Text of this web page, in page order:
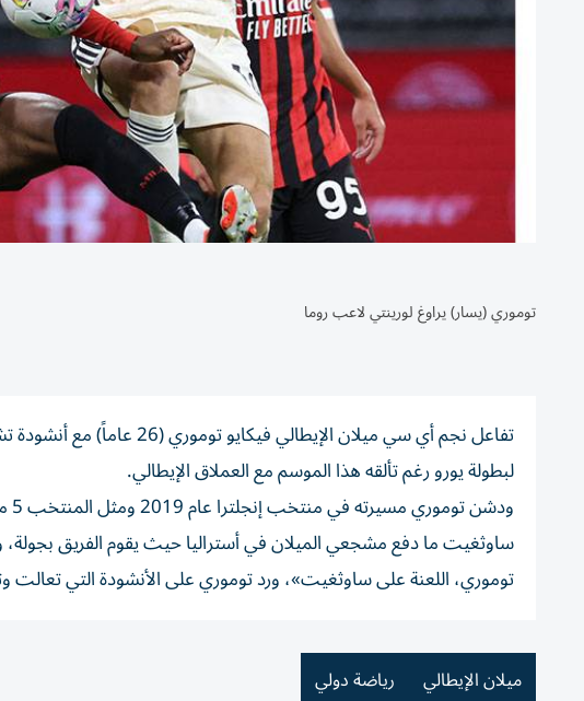
توموري (يسار) يراوغ لورينتي لاعب روما
تفاعل نجم أي سي ميلان
لبطولة يورو رغم تألقه هذا الموسم مع العملاق الإيطالي.
ساوثغيت ما دفع مشجعي الميلان في أستراليا حيث يقوم الفريق
توموري، اللعنة على ساوثغيت»، ورد توموري على الأنشودة التي تعالت
ميلان الإيطالي رياضة دولي